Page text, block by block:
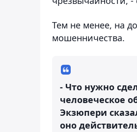
Тем не менее, на
мошенничества.
- Что нужно
человеческое
Экзюпери
оно